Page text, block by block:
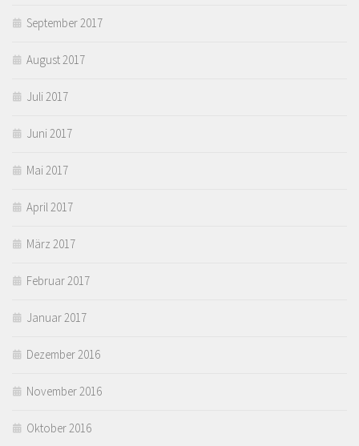
September 2017
August 2017
Juli 2017
Juni 2017
Mai 2017
April 2017
März 2017
Februar 2017
Januar 2017
Dezember 2016
November 2016
Oktober 2016